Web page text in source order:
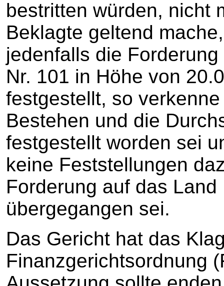
bestritten würden, nicht
Beklagte geltend
jedenfalls die
Nr. 101 in Höhe von
festgestellt, so
Bestehen und die
festgestellt worden sei
keine Feststellungen
Forderung auf das
übergegangen sei.
Das Gericht hat das
Finanzgerichtsordnung